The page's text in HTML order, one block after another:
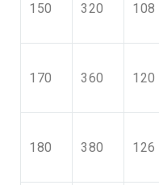
150 320 108
170 360 120
180 380 126